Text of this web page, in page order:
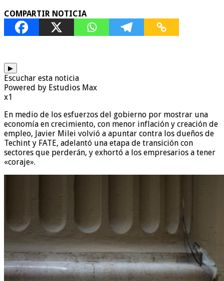
COMPARTIR NOTICIA
▶
Escuchar esta noticia
Powered by Estudios Max
x1
En medio de los esfuerzos del gobierno por mostrar una
economía en crecimiento, con menor inflación y creación de
empleo, Javier Milei volvió a apuntar contra los dueños de
Techint y FATE, adelantó una etapa de transición con
sectores que perderán, y exhortó a los empresarios a tener
«coraje».